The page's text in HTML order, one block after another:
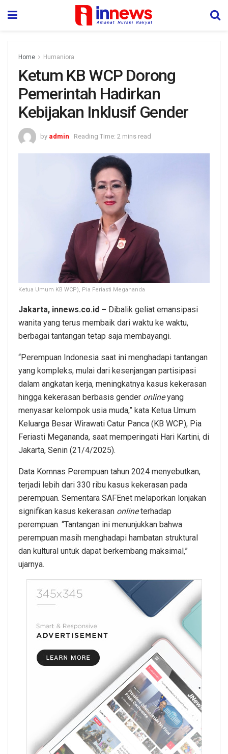
Home Humaniora
Ketum KB WCP Dorong
Pemerintah Hadirkan
Kebijakan Inklusif Gender
by admin Reading Time: 2 mins read
Ketua Umum KB WCP), Pia Feriasti Megananda
Jakarta, innews.co.id – Dibalik geliat emansipasi
wanita yang terus membaik dari waktu ke waktu,
berbagai tantangan tetap saja membayangi.
“Perempuan Indonesia saat ini menghadapi tantangan
yang kompleks, mulai dari kesenjangan partisipasi
dalam angkatan kerja, meningkatnya kasus kekerasan
hingga kekerasan berbasis gender onlineyang
menyasar kelompok usia muda,” kata Ketua Umum
Keluarga Besar Wirawati Catur Panca (KB WCP), Pia
Feriasti Megananda, saat memperingati Hari Kartini, di
Jakarta, Senin (21/4/2025).
Data Komnas Perempuan tahun 2024 menyebutkan,
terjadi lebih dari 330 ribu kasus kekerasan pada
perempuan. Sementara SAFEnet melaporkan lonjakan
signifikan kasus kekerasan onlineterhadap
perempuan. “Tantangan ini menunjukkan bahwa
perempuan masih menghadapi hambatan struktural
dan kultural untuk dapat berkembang maksimal,”
ujarnya.